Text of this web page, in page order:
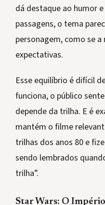
dá destaque ao humor
passagens, o tema
personagem, como se
expectativas.
Esse equilíbrio é difícil
funciona, o público
depende da trilha. E é
mantém o filme
trilhas dos anos 80 e
sendo lembrados
trilha”.
Star Wars: O